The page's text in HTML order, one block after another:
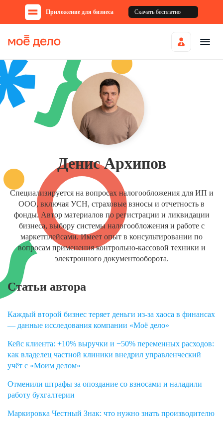
Приложение для бизнеса Скачать бесплатно
Денис Архипов
Специализируется на вопросах налогообложения для ИП и
ООО, включая УСН, страховые взносы и отчетность в
фонды. Автор материалов по регистрации и ликвидации
бизнеса, выбору системы налогообложения и работе с
маркетплейсами. Имеет опыт в консультировании по
вопросам применения контрольно-кассовой техники и
электронного документооборота.
Статьи автора
Каждый второй бизнес теряет деньги из-за хаоса в финансах
— данные исследования компании «Моё дело»
Кейс клиента: +10% выручки и −50% переменных расходов:
как владелец частной клиники внедрил управленческий
учёт с «Моим делом»
Отменили штрафы за опоздание со взносами и наладили
работу бухгалтерии
Маркировка Честный Знак: что нужно знать производителю